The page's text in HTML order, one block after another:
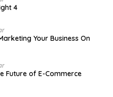
4
Your Business On
Future of E-Commerce